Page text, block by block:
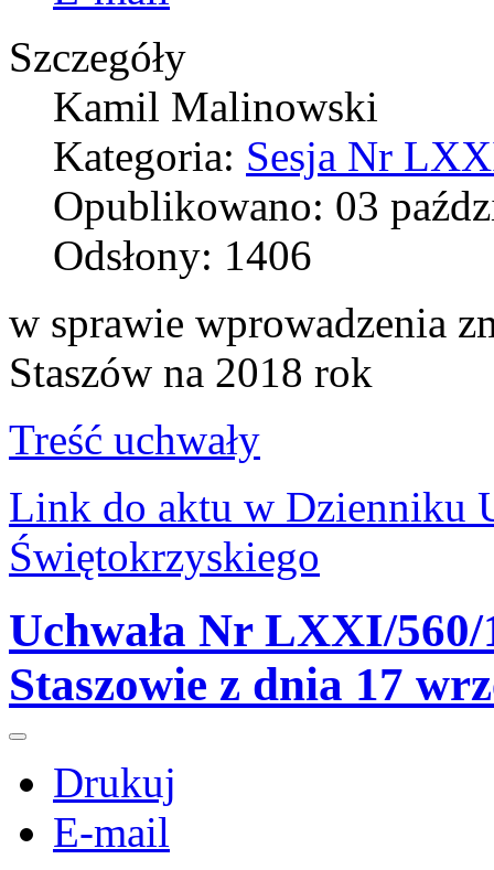
Szczegóły
Kamil Malinowski
Kategoria: Sesja Nr
Opublikowano: 03
Odsłony: 1406
w sprawie wprowadzenia
Staszów na 2018 rok
Treść uchwały
Link do aktu w Dzienniku
Świętokrzyskiego
Uchwała Nr LXXI/
Staszowie z dnia 17
Drukuj
E-mail